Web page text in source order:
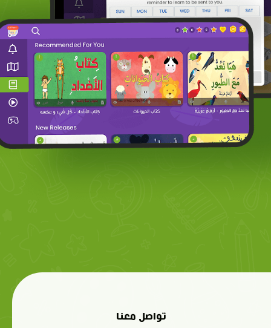
تواصل معنا